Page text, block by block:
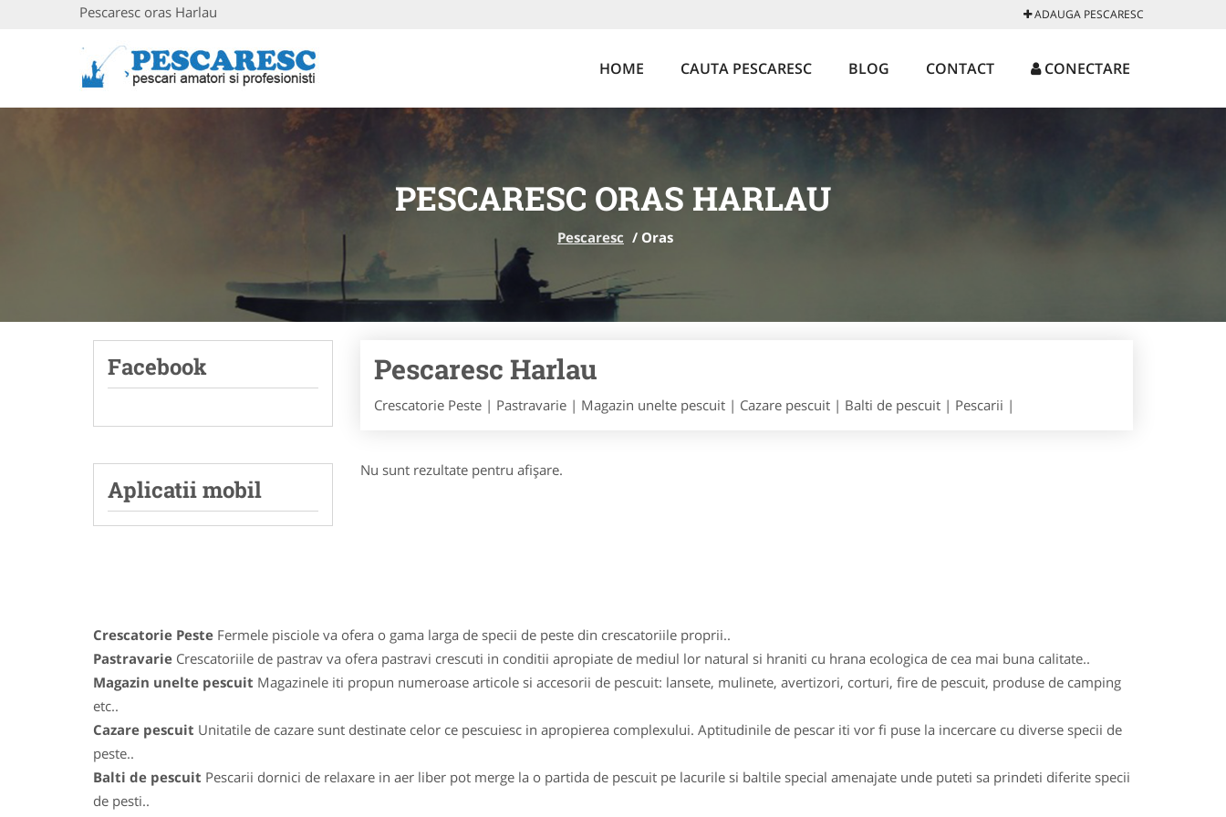
Pescaresc oras Harlau ADAUGA PESCARESC
HOME CAUTA PESCARESC BLOG CONTACT CONECTARE
PESCARESC ORAS HARLAU
Pescaresc / Oras
Facebook
Aplicatii mobil
Pescaresc Harlau
Crescatorie Peste | Pastravarie | Magazin unelte pescuit | Cazare pescuit | Balti de pescuit | Pescarii |
Nu sunt rezultate pentru afişare.
Crescatorie Peste Fermele pisciole va ofera o gama larga de specii de peste din crescatoriile proprii..
Pastravarie Crescatoriile de pastrav va ofera pastravi crescuti in conditii apropiate de mediul lor natural si hraniti cu hrana ecologica de cea mai buna calitate..
Magazin unelte pescuit Magazinele iti propun numeroase articole si accesorii de pescuit: lansete, mulinete, avertizori, corturi, fire de pescuit, produse de camping
etc..
Cazare pescuit Unitatile de cazare sunt destinate celor ce pescuiesc in apropierea complexului. Aptitudinile de pescar iti vor fi puse la incercare cu diverse specii de
peste..
Balti de pescuit Pescarii dornici de relaxare in aer liber pot merge la o partida de pescuit pe lacurile si baltile special amenajate unde puteti sa prindeti diferite specii
de pesti..